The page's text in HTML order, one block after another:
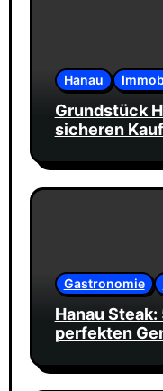
Hanau
Grundstück
sicheren Kauf
Gastronomie
Hanau
perfekten